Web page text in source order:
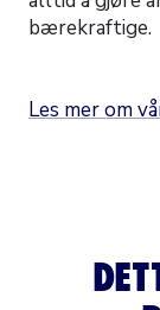
bærekraftige.
Les mer om